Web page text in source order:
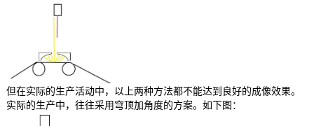
但在实际的生产活动中，以上两种方法都不能达到良好的成像效果。
实际的生产中，往往采用穹顶加角度的方案。如下图：